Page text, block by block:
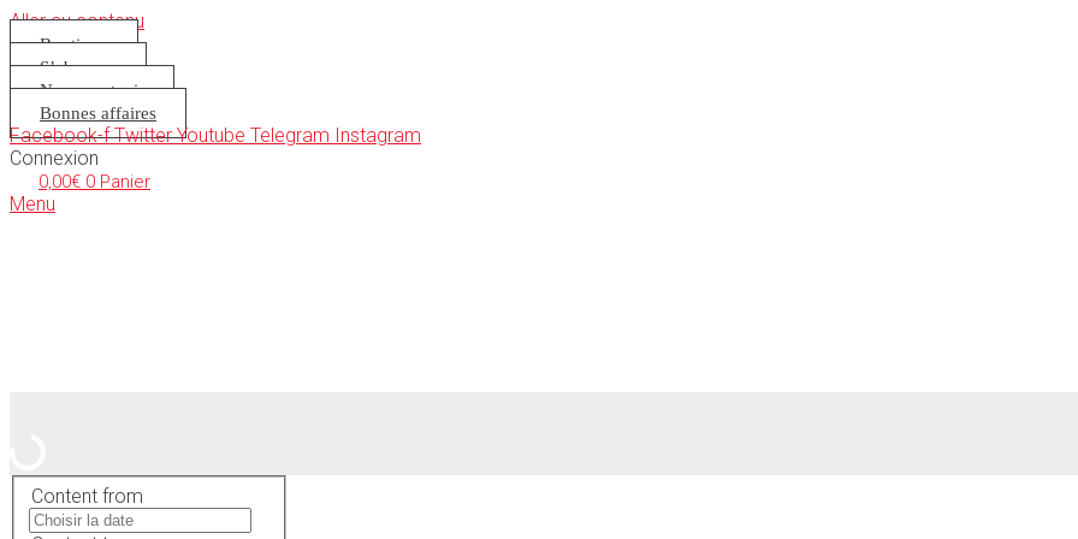
Aller au contenu
Boutique
S’abonner
Nous soutenir
Bonnes affaires
Facebook-f Twitter Youtube Telegram Instagram
Connexion
0,00€ 0 Panier
Menu
Content from